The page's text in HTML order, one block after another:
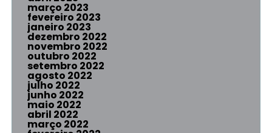
março 2023
fevereiro 2023
janeiro 2023
dezembro 2022
novembro 2022
outubro 2022
setembro 2022
agosto 2022
julho 2022
junho 2022
maio 2022
abril 2022
março 2022